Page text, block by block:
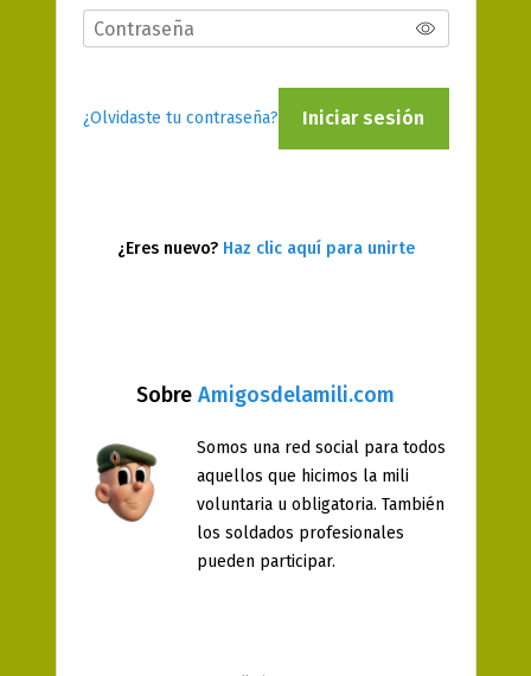
Sobre Amigosdelamili.com
Somos una red social para todos
aquellos que hicimos la mili
voluntaria u obligatoria. También
los soldados profesionales
pueden participar.
¿Olvidaste tu contraseña? Iniciar sesión
¿Eres nuevo? Haz clic aquí para unirte